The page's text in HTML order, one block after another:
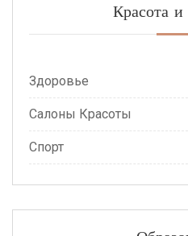
Красота и
Здоровье
Салоны Красоты
Спорт